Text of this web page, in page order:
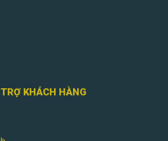
KHÁCH HÀNG